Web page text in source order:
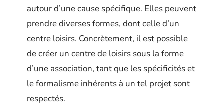
autour d’une cause spécifique. Elles peuvent
prendre diverses formes, dont celle d’un
centre loisirs. Concrètement, il est possible
de créer un centre de loisirs sous la forme
d’une association, tant que les spécificités et
le formalisme inhérents à un tel projet sont
respectés.